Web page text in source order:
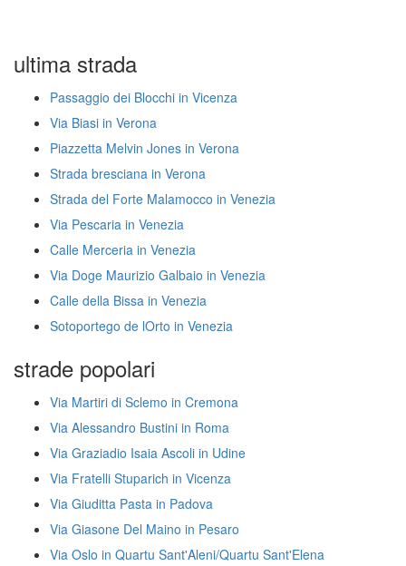
ultima strada
Passaggio dei Blocchi in Vicenza
Via Biasi in Verona
Piazzetta Melvin Jones in Verona
Strada bresciana in Verona
Strada del Forte Malamocco in Venezia
Via Pescaria in Venezia
Calle Merceria in Venezia
Via Doge Maurizio Galbaio in Venezia
Calle della Bissa in Venezia
Sotoportego de lOrto in Venezia
strade popolari
Via Martiri di Sclemo in Cremona
Via Alessandro Bustini in Roma
Via Graziadio Isaia Ascoli in Udine
Via Fratelli Stuparich in Vicenza
Via Giuditta Pasta in Padova
Via Giasone Del Maino in Pesaro
Via Oslo in Quartu Sant'Aleni/Quartu Sant'Elena